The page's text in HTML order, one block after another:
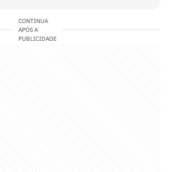
CONTINUA
APÓS A
PUBLICIDADE